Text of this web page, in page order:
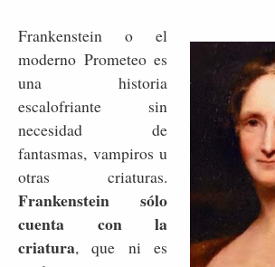
Frankenstein o el
moderno Prometeo es
una historia
escalofriante sin
necesidad de
fantasmas, vampiros u
otras criaturas.
Frankenstein sólo
cuenta con la
criatura, que ni es